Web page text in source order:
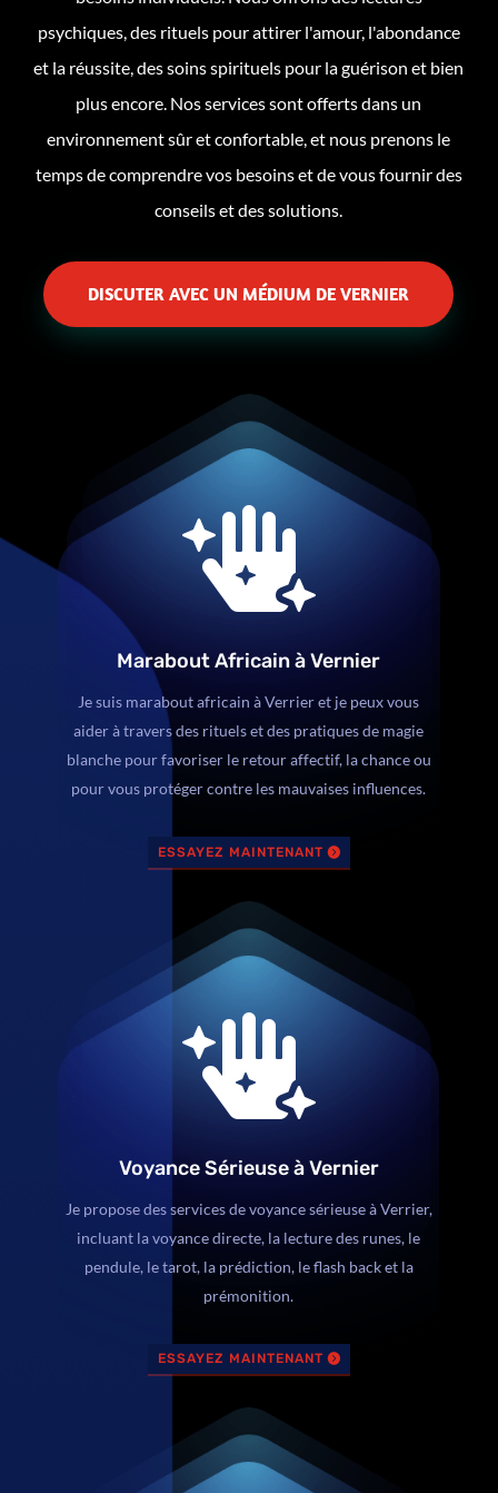
psychiques, des rituels pour attirer l'amour, l'abondance
et la réussite, des soins spirituels pour la guérison et bien
plus encore. Nos services sont offerts dans un
environnement sûr et confortable, et nous prenons le
temps de comprendre vos besoins et de vous fournir des
conseils et des solutions.
DISCUTER AVEC UN MÉDIUM DE VERNIER

Marabout Africain à Vernier
Je suis marabout africain à Verrier et je peux vous
aider à travers des rituels et des pratiques de magie
blanche pour favoriser le retour affectif, la chance ou
pour vous protéger contre les mauvaises influences.
ESSAYEZ MAINTENANT

Voyance Sérieuse à Vernier
Je propose des services de voyance sérieuse à Verrier,
incluant la voyance directe, la lecture des runes, le
pendule, le tarot, la prédiction, le flash back et la
prémonition.
ESSAYEZ MAINTENANT